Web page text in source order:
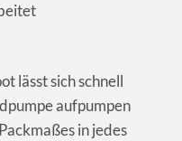
lässt sich schnell
aufpumpen
in jedes